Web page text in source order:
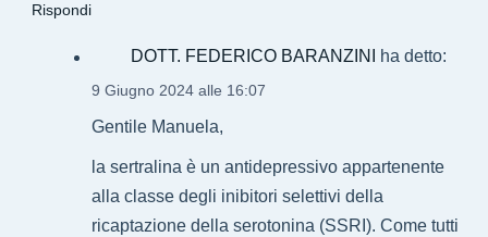
Rispondi
DOTT. FEDERICO BARANZINI ha detto:
9 Giugno 2024 alle 16:07
Gentile Manuela,
la sertralina è un antidepressivo appartenente
alla classe degli inibitori selettivi della
ricaptazione della serotonina (SSRI). Come tutti